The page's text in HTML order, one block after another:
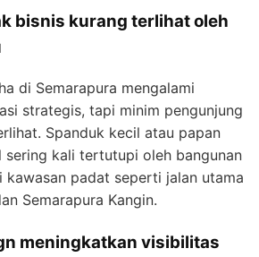
bisnis kurang terlihat oleh
di Semarapura mengalami
strategis, tapi minim pengunjung
Spanduk kecil atau papan
sering kali tertutupi oleh bangunan
kawasan padat seperti jalan utama
Semarapura Kangin.
meningkatkan visibilitas